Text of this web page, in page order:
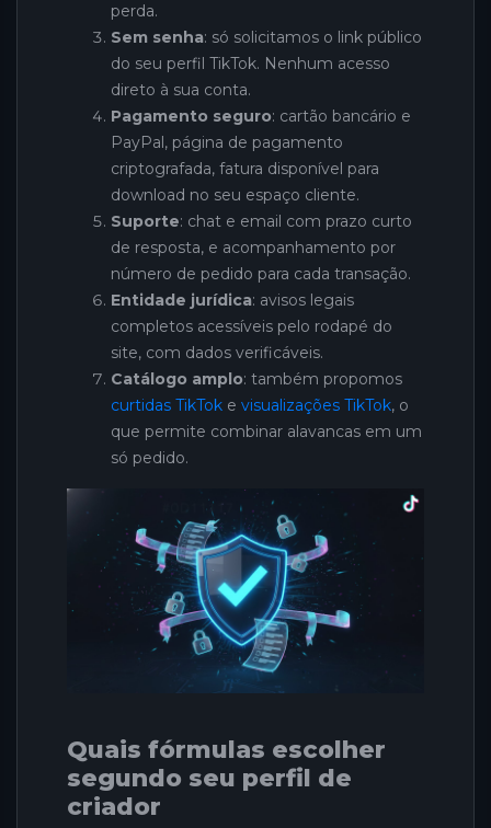
perda.
Sem senha: só solicitamos o link público
do seu perfil TikTok. Nenhum acesso
direto à sua conta.
Pagamento seguro: cartão bancário e
PayPal, página de pagamento
criptografada, fatura disponível para
download no seu espaço cliente.
Suporte: chat e email com prazo curto
de resposta, e acompanhamento por
número de pedido para cada transação.
Entidade jurídica: avisos legais
completos acessíveis pelo rodapé do
site, com dados verificáveis.
Catálogo amplo: também propomos
curtidas TikTok e visualizações TikTok, o
que permite combinar alavancas em um
só pedido.
Quais fórmulas escolher
segundo seu perfil de
criador